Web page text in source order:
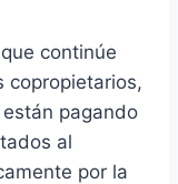
continúe
copropietarios,
pagando
al
por la